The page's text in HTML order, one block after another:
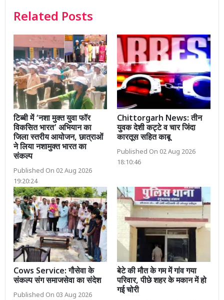
Related Posts
टिब्बी में ‘नशा मुक्त युवा फॉर
विकसित भारत’ अभियान का
जिला स्तरीय आयोजन, छात्राओं
ने लिया नशामुक्त भारत का
संकल्प
Published On 02 Aug 2026
19:20:24
Chittorgarh News: तीन
युवक देशी कट्टे व चार जिंदा
कारतूस सहित काबू
Published On 02 Aug 2026
18:10:46
Cows Service: गौसेवा के
संकल्प संग समाजसेवा का संदेश
Published On 03 Aug 2026
बेटे की मौत के गम में गांव गया
परिवार, पीछे शहर के मकान में हो
गई चोरी